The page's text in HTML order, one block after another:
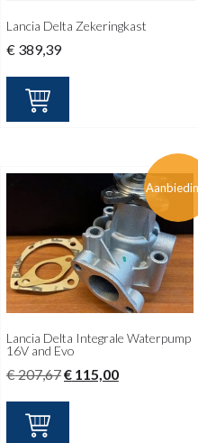
Lancia Delta Zekeringkast
€389,39
Lancia Delta Integrale Waterpump
16V and Evo
€207,67Oorspronkelijke
€115,00Huidige